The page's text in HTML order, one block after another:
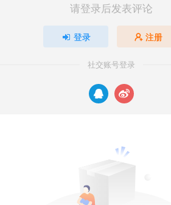
请登录后发表评论
登录 注册
社交账号登录